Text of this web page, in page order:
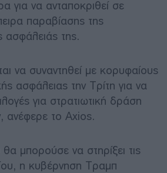
για να ανταποκριθεί σε
παραβίασης της
ασφάλειάς της.
να συναντηθεί με κορυφαίους
ασφάλειας την Τρίτη για να
για στρατιωτική δράση
ανέφερε το Axios.
μπορούσε να στηρίξει τις
η κυβέρνηση Τραμπ